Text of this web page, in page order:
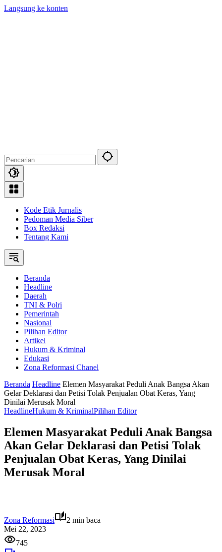
Langsung ke konten
Kode Etik Jurnalis
Pedoman Media Siber
Box Redaksi
Tentang Kami
Beranda
Headline
Daerah
TNI & Polri
Pemerintah
Nasional
Pilihan Editor
Artikel
Hukum & Kriminal
Edukasi
Zona Reformasi Chanel
Beranda Headline Elemen Masyarakat Peduli Anak Bangsa Akan
Gelar Deklarasi dan Petisi Tolak Penjualan Obat Keras, Yang
Dinilai Merusak Moral
HeadlineHukum & KriminalPilihan Editor
Elemen Masyarakat Peduli Anak Bangsa
Akan Gelar Deklarasi dan Petisi Tolak
Penjualan Obat Keras, Yang Dinilai
Merusak Moral
Zona Reformasi
2 min baca
Mei 22, 2023
745